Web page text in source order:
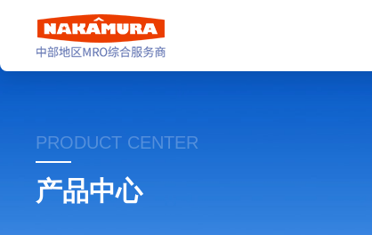
PRODUCT CENTER
产品中心